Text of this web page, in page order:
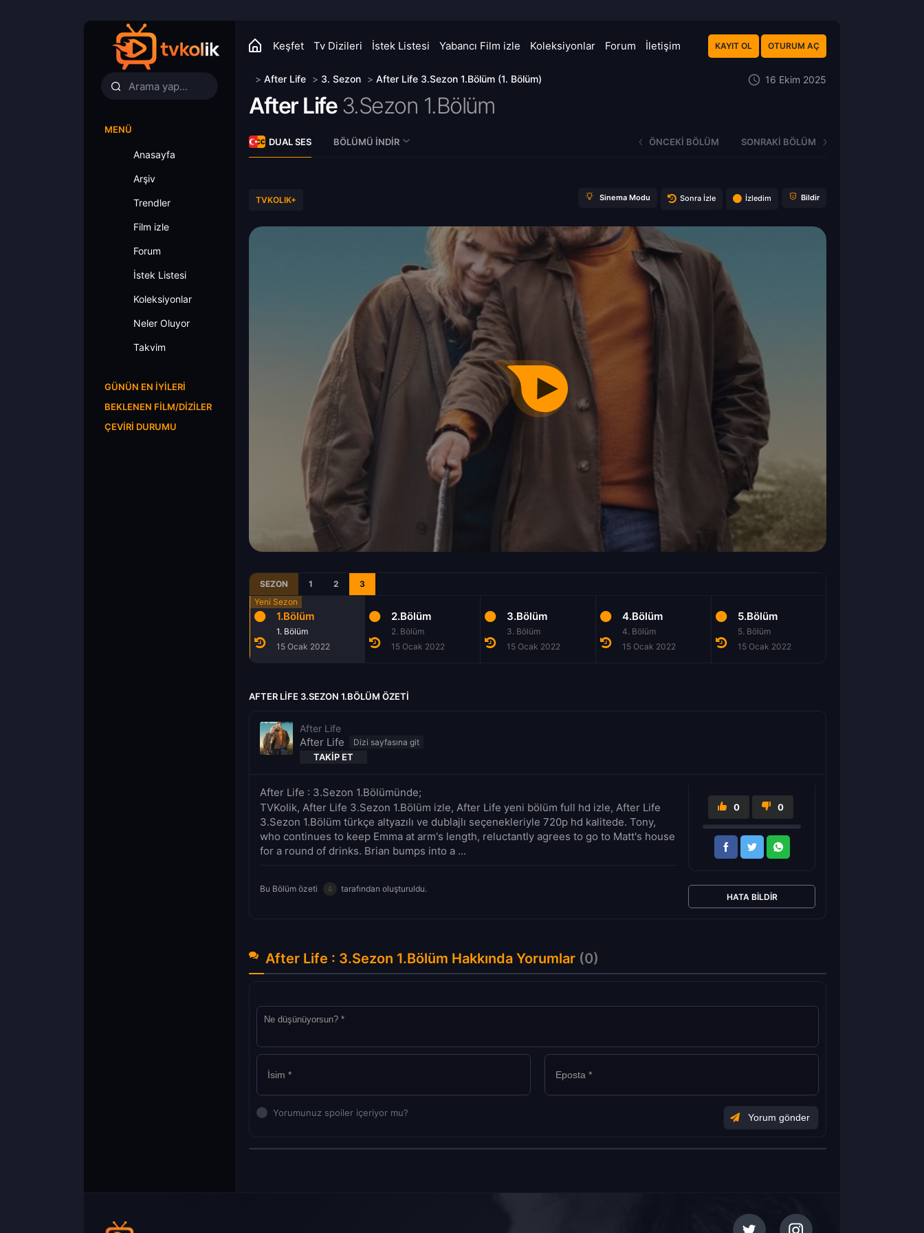
Keşfet Tv Dizileri İstek Listesi Yabancı Film izle Koleksiyonlar Forum İletişim KAYIT OL OTURUM AÇ
MENÜ
Anasayfa
Arşiv
Trendler
Film izle
Forum
İstek Listesi
Koleksiyonlar
Neler Oluyor
Takvim
GÜNÜN EN İYILERI
BEKLENEN FILM/DIZILER
ÇEVIRI DURUMU
> After Life > 3. Sezon > After Life 3.Sezon 1.Bölüm (1. Bölüm) 16 Ekim 2025
After Life 3.Sezon 1.Bölüm
DUAL SES BÖLÜMÜ İNDIR ÖNCEKI BÖLÜM SONRAKI BÖLÜM
TVKOLIK+ Sinema Modu Sonra İzle İzledim Bildir
SEZON 1 2 3
1.Bölüm
1. Bölüm
15 Ocak 2022
2.Bölüm
2. Bölüm
15 Ocak 2022
3.Bölüm
3. Bölüm
15 Ocak 2022
4.Bölüm
4. Bölüm
15 Ocak 2022
5.Bölüm
5. Bölüm
15 Ocak 2022
AFTER LIFE 3.SEZON 1.BÖLÜM ÖZETI
After Life
After Life
TAKIP ET
After Life : 3.Sezon 1.Bölümünde;
TVKolik, After Life 3.Sezon 1.Bölüm izle, After Life yeni bölüm full hd izle, After Life
3.Sezon 1.Bölüm türkçe altyazılı ve dublajlı seçenekleriyle 720p hd kalitede. Tony,
who continues to keep Emma at arm's length, reluctantly agrees to go to Matt's house
for a round of drinks. Brian bumps into a ...
Bu Bölüm özeti tarafından oluşturuldu.
0 0
HATA BILDIR
After Life : 3.Sezon 1.Bölüm Hakkında Yorumlar (0)
Yorumunuz spoiler içeriyor mu?